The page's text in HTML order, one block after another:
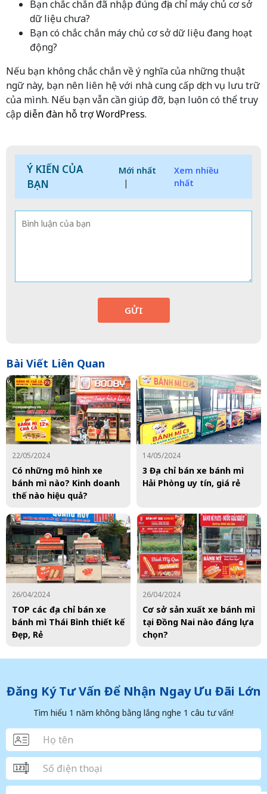
Bạn chắc chắn đã nhập đúng địa chỉ máy chủ cơ sở
dữ liệu chưa?
Bạn có chắc chắn máy chủ cơ sở dữ liệu đang hoạt
động?
Nếu bạn không chắc chắn về ý nghĩa của những thuật
ngữ này, bạn nên liên hệ với nhà cung cấp dịch vụ lưu trữ
của mình. Nếu bạn vẫn cần giúp đỡ, bạn luôn có thể truy
cậpdiễn đàn hỗ trợ WordPress.
Ý KIẾN CỦA
BẠN
Mới nhất
|
Xem nhiều
nhất
GỬI
Bài Viết Liên Quan
22/05/2024
Có những mô hình xe
bánh mì nào? Kinh doanh
thế nào hiệu quả?
14/05/2024
3 Địa chỉ bán xe bánh mì
Hải Phòng uy tín, giá rẻ
26/04/2024
TOP các địa chỉ bán xe
bánh mì Thái Bình thiết kế
Đẹp, Rẻ
26/04/2024
Cơ sở sản xuất xe bánh mì
tại Đồng Nai nào đáng lựa
chọn?
Đăng Ký Tư Vấn Để Nhận Ngay Ưu Đãi Lớn
Tìm hiểu 1 năm không bằng lắng nghe 1 câu tư vấn!